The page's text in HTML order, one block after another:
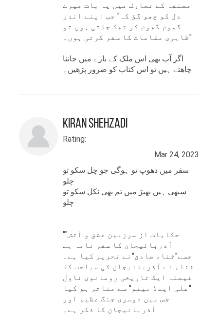
مصنفہ کے تعارف میں یہ بات میرے
دل کو چھو گئ کہ" جب اپنے اندر
گھوم گھوم کر تھک جاتی ہوں تو
ظاہری مقامات کا سفر کرتی ہوں۔"
اگر آپ بھی اس ملک کے بارے میں جاننا
چاھتے ہیں تو اس کتاب کو ضرور پڑھیں۔
Kiran Shehzadi
Rating:
Mar 24, 2023
سفر میں دھوپ تو ہوگی جو چل سکو تو
چلو
سبھی ہیں بھیڑ میں تم بھی نکل سکو تو
چلو
"حکایات از سرزمین عشق و آتش"
آذربائیجان کا سفر نامہ ہے
جسے"ثناء صادق"نے تحریر کیا ہے۔
ثناء نے آذربائیجان کی سیاحت کا
فیصلہ ایک تاریخی رومانوی ناول
"علی اینڈ نینو" سے متاثر ہو کیا
جس میں دوسری جنگ عظیم اور
آذربائیجان کا ذکر ہے۔